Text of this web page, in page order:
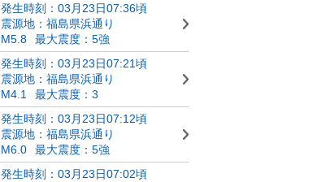
発生時刻：03月23日07:36頃
震源地：福島県浜通り
M5.8
最大震度：5強
発生時刻：03月23日07:21頃
震源地：福島県浜通り
M4.1
最大震度：3
発生時刻：03月23日07:12頃
震源地：福島県浜通り
M6.0
最大震度：5強
発生時刻：03月23日07:02頃